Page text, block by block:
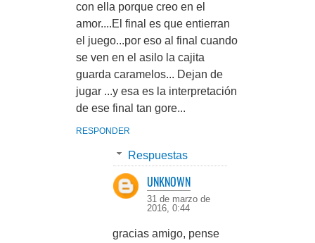
con ella porque creo en el
amor....El final es que entierran
el juego...por eso al final cuando
se ven en el asilo la cajita
guarda caramelos... Dejan de
jugar ...y esa es la interpretación
de ese final tan gore...
RESPONDER
Respuestas
UNKNOWN
31 de marzo de
2016, 0:44
gracias amigo, pense